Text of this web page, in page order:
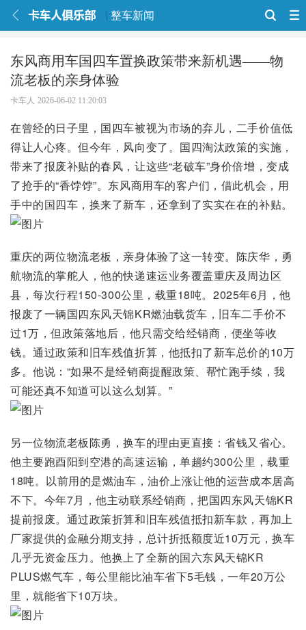
整车新闻
东风商用车国四车置换政策带来新机遇——物
流老板的亲身体验
卡车人 2026-06-02 11:20:03
在曾经的日子里，国四车被视为市场的弃儿，二手价值低
得让人心疼。但今年，风向变了。国四淘汰政策的实施，
带来了报废补贴的春风，让这些“老破车”身价倍增，变成
了抢手的“香饽饽”。东风商用车的客户们，借此机会，用
手中的国四车，换来了新车，还拿到了实实在在的补贴。
重庆的两位物流老板，亲身体验了这一转变。陈庆华，勇
航物流的掌舵人，他的快递速运业务覆盖重庆及周边区
县，每次行程150-300公里，载重18吨。2025年6月，他
报废了一辆国四东风天锦KR燃油载货车，旧车二手价不
过1万，但政策落地后，他只需交给经销商，便坐等收
钱。通过政策和旧车残值折算，他抵扣了新车总价的10万
多。他说：“如果不是经销商提醒政策、帮忙跑手续，我
可能还真不知道可以这么划算。”
另一位物流老板陈勇，换车的理由更直接：省钱又省心。
他主要跑酉阳到空港的高速运输，单趟约300公里，载重
18吨。以前用的是燃油车，油价上涨让他的运营成本居高
不下。今年7月，他主动联系经销商，把国四东风天锦KR
提前报废。通过政策折算和旧车残值抵扣新车款，再加上
厂家提供的金融分期支持，总计折抵额度近10万元，换车
几乎无资金压力。他换上了全新的国六东风天锦KR
PLUS燃气车，每公里能比油车省下5毛钱，一年20万公
里，就能省下10万块。